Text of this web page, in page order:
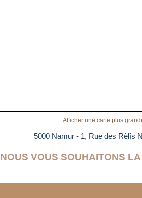
Afficher une carte plus
5000 Namur - 1, Rue des Rèlîs
NOUS VOUS SOUHAITONS